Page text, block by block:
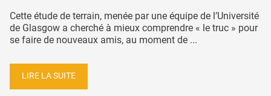
Cette étude de terrain, menée par une équipe de l’Université
de Glasgow a cherché à mieux comprendre « le truc » pour
se faire de nouveaux amis, au moment de ...
LIRE LA SUITE